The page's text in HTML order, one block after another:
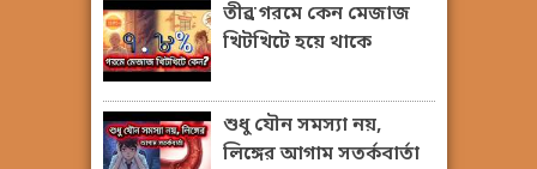
তীব্র গরমে কেন মেজাজ
খিটখিটে হয়ে থাকে
শুধু যৌন সমস্যা নয়,
লিঙ্গের আগাম সতর্কবার্তা